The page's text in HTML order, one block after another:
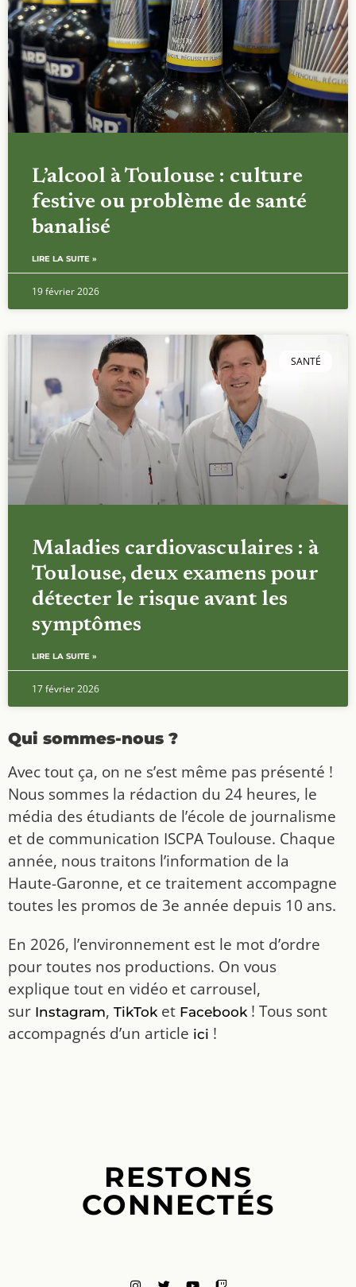
L’alcool à Toulouse : culture
festive ou problème de santé
banalisé
LIRE LA SUITE »
19 février 2026
SANTÉ
Maladies cardiovasculaires : à
Toulouse, deux examens pour
détecter le risque avant les
symptômes
LIRE LA SUITE »
17 février 2026
Qui sommes-nous ?
Avec tout ça, on ne s’est même pas présenté !
Nous sommes la rédaction du 24 heures, le
média des étudiants de l’école de journalisme
et de communication ISCPA Toulouse. Chaque
année, nous traitons l’information de la
Haute-Garonne, et ce traitement accompagne
toutes les promos de 3e année depuis 10 ans.
En 2026, l’environnement est le mot d’ordre
pour toutes nos productions. On vous
explique tout en vidéo et carrousel,
sur Instagram, TikToket Facebook! Tous sont
accompagnés d’un article ici !
RESTONS
CONNECTÉS